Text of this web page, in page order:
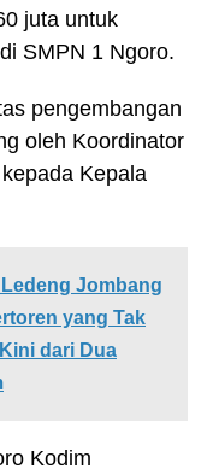
juta untuk
SMPN 1 Ngoro.
pengembangan
oleh Koordinator
Kepala
Jombang
yang Tak
dari Dua
Kodim